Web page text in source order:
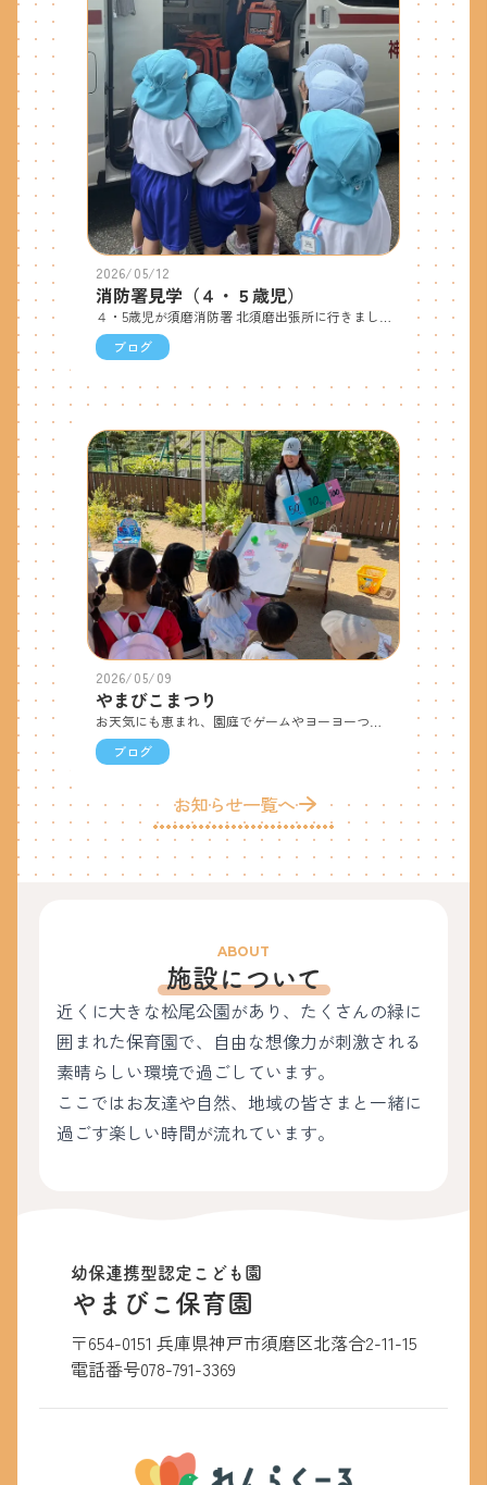
2026/05/12
消防署見学（４・５歳児）
ブログ
2026/05/09
やまびこまつり
ブログ
お知らせ一覧へ
ABOUT
施設について
近くに大きな松尾公園があり、たくさんの緑に
囲まれた保育園で、自由な想像力が刺激される
素晴らしい環境で過ごしています。
ここではお友達や自然、地域の皆さまと一緒に
過ごす楽しい時間が流れています。
幼保連携型認定こども園
やまびこ保育園
〒654-0151 兵庫県神戸市須磨区北落合2-11-15
電話番号078-791-3369